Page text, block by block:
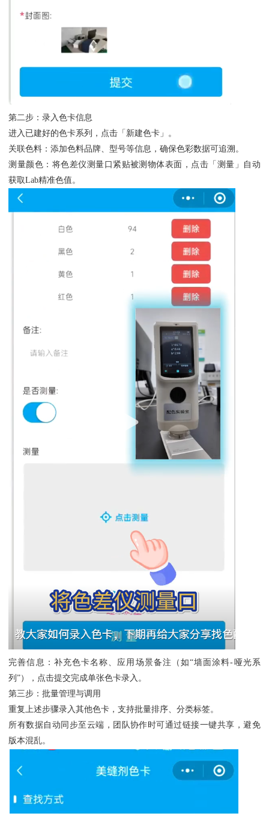
第二步：录入色卡信息
进入已建好的色卡系列，点击「新建色卡」。
关联色料：添加色料品牌、型号等信息，确保色彩数据可追溯。
测量颜色：将色差仪测量口紧贴被测物体表面，点击「测量」自动
获取Lab精准色值。
完善信息：补充色卡名称、应用场景备注（如“墙面涂料-哑光系
列”），点击提交完成单张色卡录入。
第三步：批量管理与调用
重复上述步骤录入其他色卡，支持批量排序、分类标签。
所有数据自动同步至云端，团队协作时可通过链接一键共享，避免
版本混乱。